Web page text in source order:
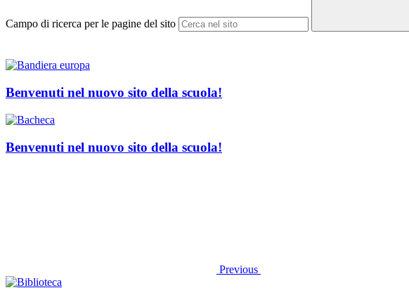
Campo di ricerca per le pagine del sito
Benvenuti nel nuovo sito della scuola!
Benvenuti nel nuovo sito della scuola!
Previous